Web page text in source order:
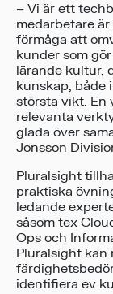
– Vi är ett
medarbetare
förmåga att
kunder som
lärande kultur,
kunskap, både
största vikt. En
relevanta
glada över
Jonsson
Pluralsight
praktiska
ledande
såsom tex
Ops och
Pluralsight kan
identifiera ev